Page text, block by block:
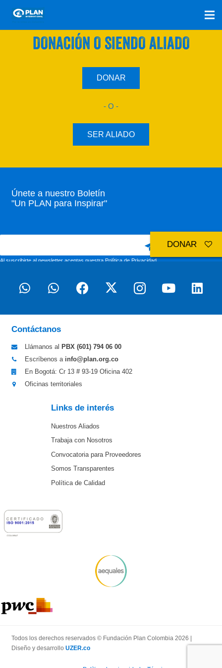
SÚMATE A NUESTRO PLAN CON UNA
DONACIÓN O SIENDO ALIADO
DONAR
- O -
SER ALIADO
Únete a nuestro Boletín
"Un PLAN para Inspirar"
Al suscribirte al newsletter aceptas nuestraPolítica de Privacidad
Contáctanos
Llámanos al PBX (601) 794 06 00
Escríbenos a info@plan.org.co
En Bogotá: Cr 13 # 93-19 Oficina 402
Oficinas territoriales
Links de interés
Nuestros Aliados
Trabaja con Nosotros
Convocatoria para Proveedores
Somos Transparentes
Política de Calidad
Todos los derechos reservados © Fundación Plan Colombia 2026 |
Diseño y desarrollo UZER.co
DONAR